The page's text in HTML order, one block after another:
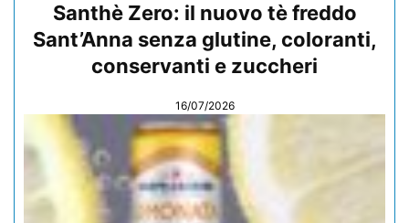
Santhè Zero: il nuovo tè freddo
Sant’Anna senza glutine, coloranti,
conservanti e zuccheri
16/07/2026